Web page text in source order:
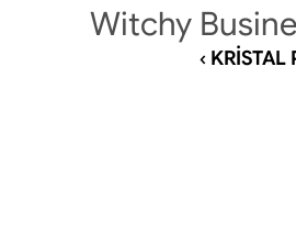
Witchy
‹ KRİSTAL